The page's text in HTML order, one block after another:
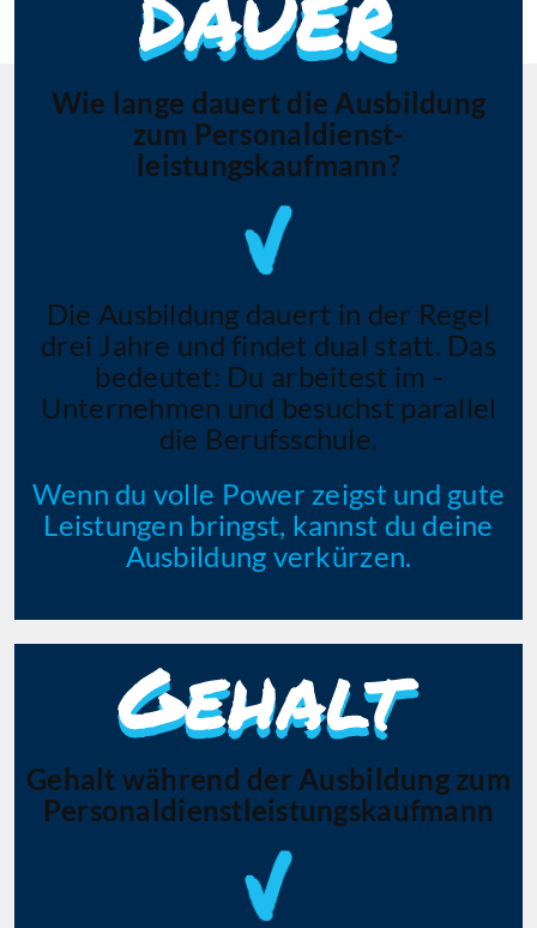
Wie lange dauert die Ausbildung
zum Personaldienst­
leistungskaufmann?
Die Ausbildung dauert in der Regel
drei Jahre und findet dual statt. Das
bedeutet: Du arbeitest im ­
Unternehmen und besuchst parallel
die Berufsschule.
Wenn du volle Power zeigst und gute
Leistungen bringst, kannst du deine
Ausbildung verkürzen.
Gehalt während der Ausbildung zum
Personaldienst­leistungskaufmann